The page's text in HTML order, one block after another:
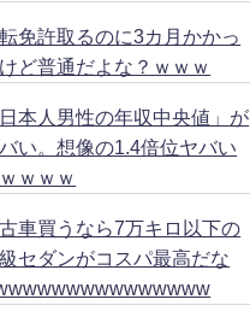
免許取るのに3カ月かかっ
ど普通だよな？ｗｗｗ
日本人男性の年収中央値」が
い。想像の1.4倍位ヤバい
ｗｗｗ
車買うなら7万キロ以下の
セダンがコスパ最高だな